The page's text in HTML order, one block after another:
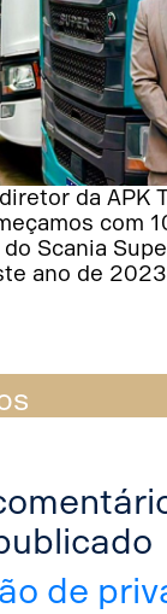
da APK
com
Scania
ano de
de